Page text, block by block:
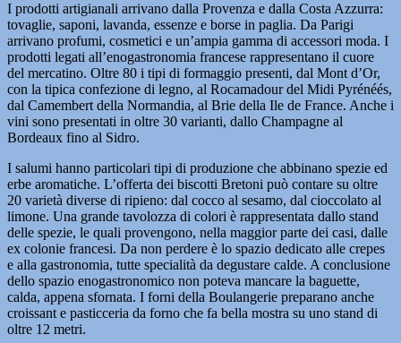
I prodotti artigianali arrivano dalla Provenza e dalla Costa Azzurra:
tovaglie, saponi, lavanda, essenze e borse in paglia. Da Parigi
arrivano profumi, cosmetici e un’ampia gamma di accessori moda. I
prodotti legati all’enogastronomia francese rappresentano il cuore
del mercatino. Oltre 80 i tipi di formaggio presenti, dal Mont d’Or,
con la tipica confezione di legno, al Rocamadour del Midi Pyrénéés,
dal Camembert della Normandia, al Brie della Ile de France. Anche i
vini sono presentati in oltre 30 varianti, dallo Champagne al
Bordeaux fino al Sidro.
I salumi hanno particolari tipi di produzione che abbinano spezie ed
erbe aromatiche. L’offerta dei biscotti Bretoni può contare su oltre
20 varietà diverse di ripieno: dal cocco al sesamo, dal cioccolato al
limone. Una grande tavolozza di colori è rappresentata dallo stand
delle spezie, le quali provengono, nella maggior parte dei casi, dalle
ex colonie francesi. Da non perdere è lo spazio dedicato alle crepes
e alla gastronomia, tutte specialità da degustare calde. A conclusione
dello spazio enogastronomico non poteva mancare la baguette,
calda, appena sfornata. I forni della Boulangerie preparano anche
croissant e pasticceria da forno che fa bella mostra su uno stand di
oltre 12 metri.